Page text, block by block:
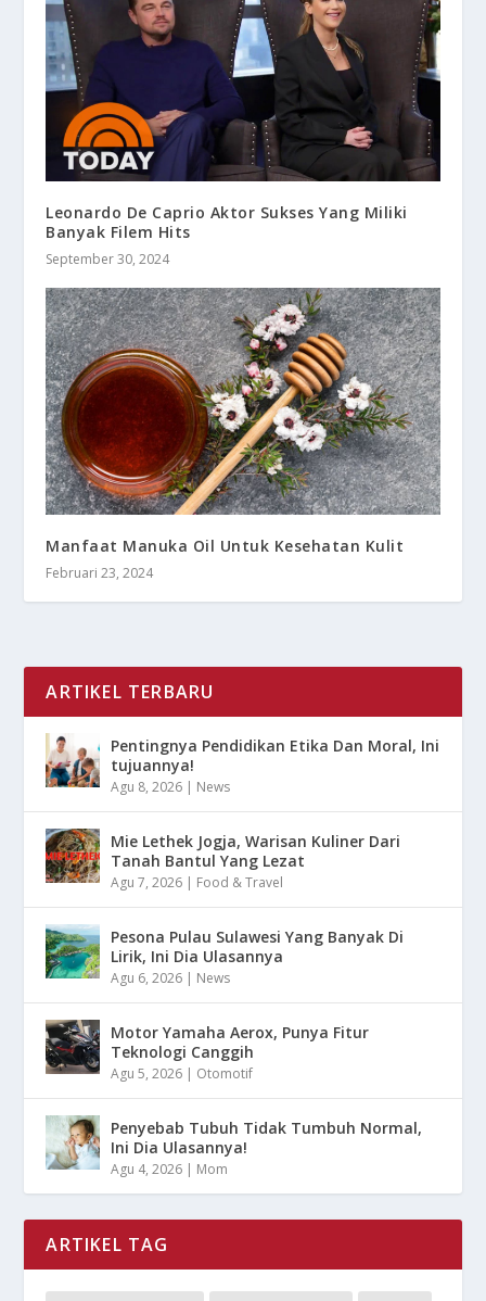
Leonardo De Caprio Aktor Sukses Yang Miliki
Banyak Filem Hits
September 30, 2024
Manfaat Manuka Oil Untuk Kesehatan Kulit
Februari 23, 2024
ARTIKEL TERBARU
Pentingnya Pendidikan Etika Dan Moral, Ini
tujuannya!
Agu 8, 2026 | News
Mie Lethek Jogja, Warisan Kuliner Dari
Tanah Bantul Yang Lezat
Agu 7, 2026 | Food & Travel
Pesona Pulau Sulawesi Yang Banyak Di
Lirik, Ini Dia Ulasannya
Agu 6, 2026 | News
Motor Yamaha Aerox, Punya Fitur
Teknologi Canggih
Agu 5, 2026 | Otomotif
Penyebab Tubuh Tidak Tumbuh Normal,
Ini Dia Ulasannya!
Agu 4, 2026 | Mom
ARTIKEL TAG